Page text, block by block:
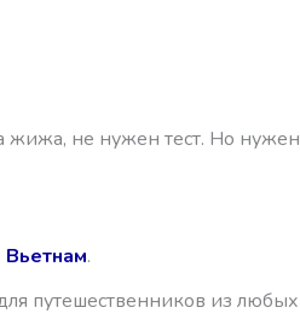
жижа, не нужен тест. Но нужен
Вьетнам.
путешественников из любых